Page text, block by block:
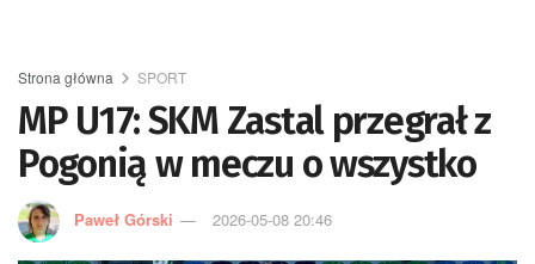
Strona główna SPORT
MP U17: SKM Zastal przegrał z
Pogonią w meczu o wszystko
Paweł Górski 2026-05-08 20:46